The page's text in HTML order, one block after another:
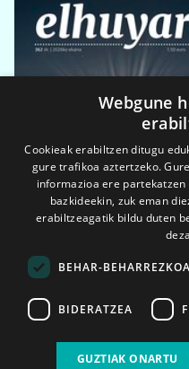
2026ko eka. 1a
Webgune
Cookieak erabiltzen ditugu
gure trafikoa aztertzeko.
informazioa ere
bazkideekin, zuk eman
erabiltzeagatik bildu duten
BEHAR-BEHARREZKOA
BIDERATZEA
GUZTIAK ONARTU